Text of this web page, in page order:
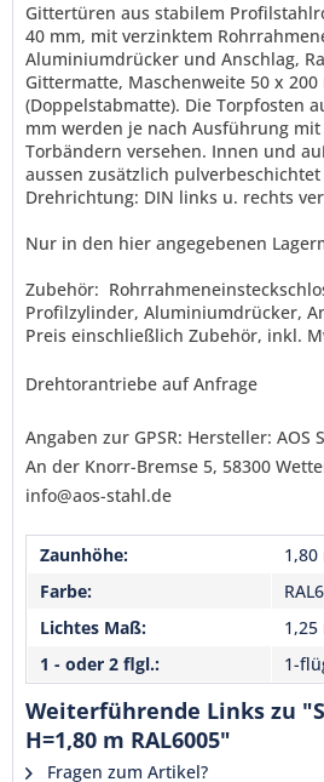
verstanden und stimme zu. *
Mit * gekennzeichnete Felder
Senden
Gittertüren aus stabilem
40 mm, mit verzinktem
Aluminiumdrücker und Anschlag,
Gittermatte, Maschenweite 50 x 200
(Doppelstabmatte). Die Torpfosten
mm werden je nach Ausführung
Torbändern versehen. Innen und
aussen zusätzlich pulverbeschichtet
Drehrichtung: DIN links u. rechts
Nur in den hier angegebenen
Zubehör:
Profilzylinder, Aluminiumdrücker,
Preis einschließlich Zubehör, inkl.
Drehtorantriebe auf Anfrage
Angaben zur GPSR: Hersteller: AOS
An der Knorr-Bremse 5, 58300
info@aos-stahl.de
Zaunhöhe:
1,80
Farbe:
Lichtes Maß:
1,25
1 - oder 2 flgl.:
1-
Weiterführende Links zu
H=1,80 m RAL6005"
Fragen zum Artikel?